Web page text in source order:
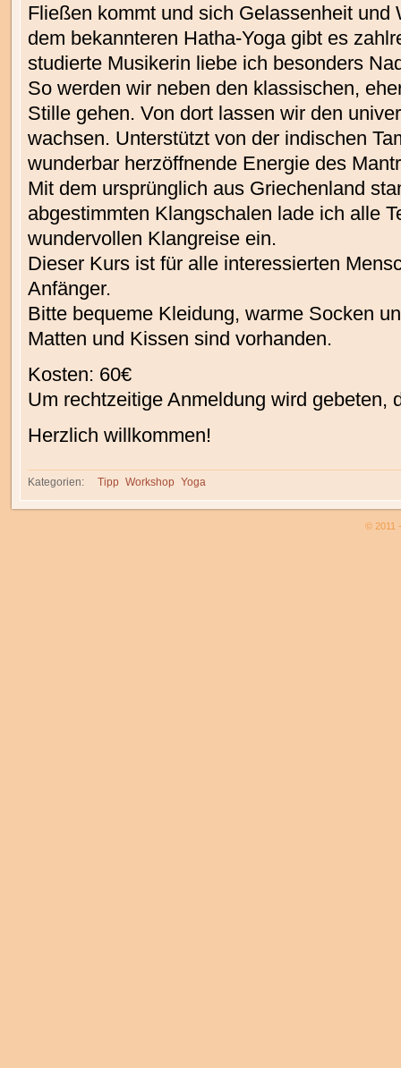
Fließen kommt und sich Gelassenheit
dem bekannteren Hatha-Yoga gibt es
studierte Musikerin liebe ich besonders
So werden wir neben den klassischen,
Stille gehen. Von dort lassen wir den
wachsen. Unterstützt von der indischen
wunderbar herzöffnende Energie des
Mit dem ursprünglich aus Griechenland
abgestimmten Klangschalen lade ich alle
wundervollen Klangreise ein.
Dieser Kurs ist für alle interessierten
Anfänger.
Bitte bequeme Kleidung, warme Socken
Matten und Kissen sind vorhanden.
Kosten: 60€
Um rechtzeitige Anmeldung wird gebeten,
Herzlich willkommen!
Kategorien: Tipp Workshop Yoga
© 2011